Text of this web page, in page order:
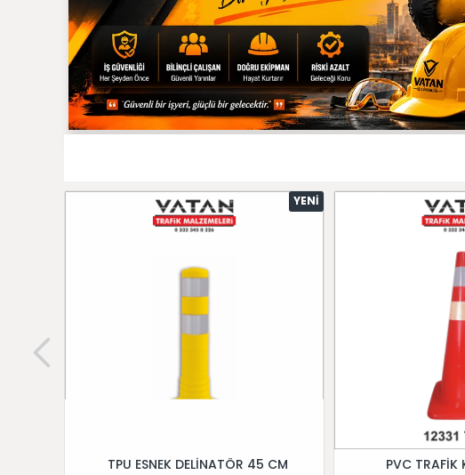
YENI
TPU ESNEK DELİNATÖR 45 CM PVC TRAFİK